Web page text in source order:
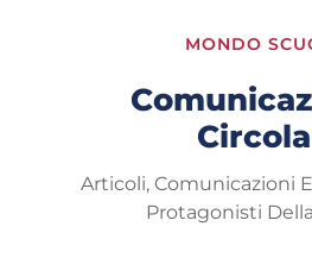
MONDO
Articoli, Comunicazioni
Protagonisti